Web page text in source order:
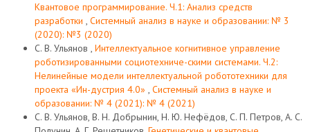
Квантовое программирование. Ч.1: Анализ средств
разработки , Системный анализ в науке и образовании: № 3
(2020): №3 (2020)
С. В. Ульянов , Интеллектуальное когнитивное управление
роботизированными социотехниче-скими системами. Ч.2:
Нелинейные модели интеллектуальной робототехники для
проекта «Ин-дустрия 4.0» , Системный анализ в науке и
образовании: № 4 (2021): № 4 (2021)
С. В. Ульянов, В. Н. Добрынин, Н. Ю. Нефёдов, С. П. Петров, А. С.